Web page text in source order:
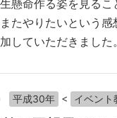
懸命作る姿を見るこ
たやりたいという感
していただきました。
平成30年 < イベント